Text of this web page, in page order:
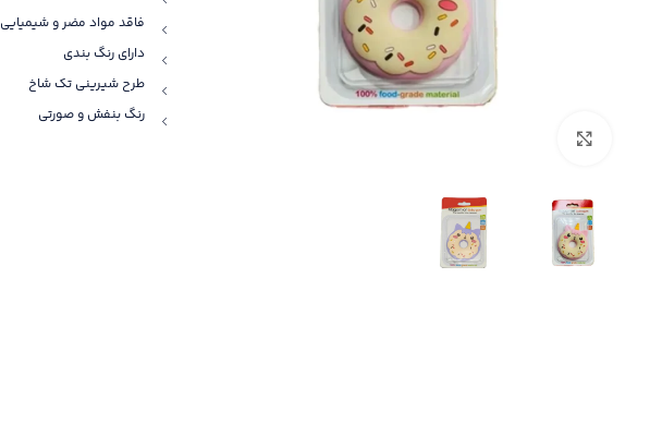
فاقد مواد مضر و شیمیایی
دارای رنگ بندی
طرح شیرینی تک شاخ
رنگ بنفش و صورتی